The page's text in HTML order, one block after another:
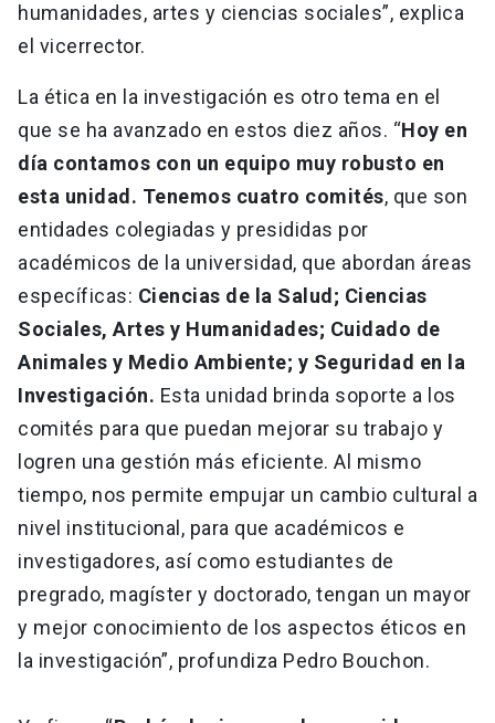
humanidades, artes y ciencias sociales”, explica
el vicerrector.
La ética en la investigación es otro tema en el
que se ha avanzado en estos diez años. “Hoy en
día contamos con un equipo muy robusto en
esta unidad. Tenemos cuatro comités, que son
entidades colegiadas y presididas por
académicos de la universidad, que abordan áreas
específicas: Ciencias de la Salud; Ciencias
Sociales, Artes y Humanidades; Cuidado de
Animales y Medio Ambiente; y Seguridad en la
Investigación. Esta unidad brinda soporte a los
comités para que puedan mejorar su trabajo y
logren una gestión más eficiente. Al mismo
tiempo, nos permite empujar un cambio cultural a
nivel institucional, para que académicos e
investigadores, así como estudiantes de
pregrado, magíster y doctorado, tengan un mayor
y mejor conocimiento de los aspectos éticos en
la investigación”, profundiza Pedro Bouchon.